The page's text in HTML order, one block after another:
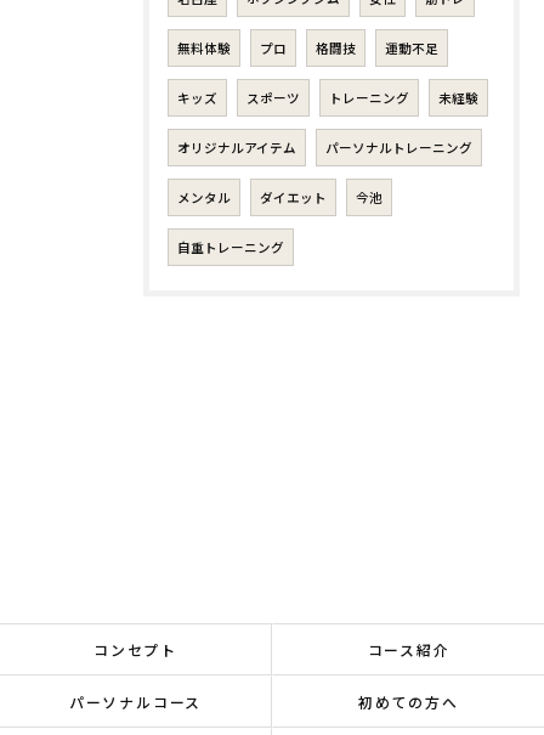
無料体験 プロ 格闘技 運動不足
キッズ スポーツ トレーニング 未経験
オリジナルアイテム パーソナルトレーニング
メンタル ダイエット 今池
自重トレーニング
コンセプト コース紹介
パーソナルコース 初めての方へ